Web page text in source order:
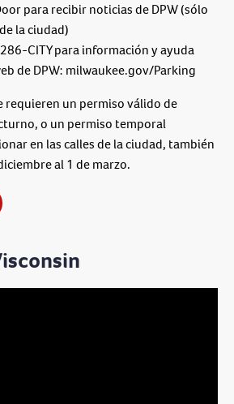
para recibir noticias de DPW (sólo
la ciudad)
CITY para información y ayuda
de DPW: milwaukee.gov/Parking
requieren un permiso válido de
o un permiso temporal
en las calles de la ciudad, también
al 1 de marzo.